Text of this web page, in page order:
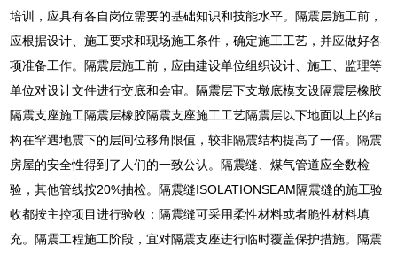
培训，应具有各自岗位需要的基础知识和技能水平。隔震层施工前，
应根据设计、施工要求和现场施工条件，确定施工工艺，并应做好各
项准备工作。隔震层施工前，应由建设单位组织设计、施工、监理等
单位对设计文件进行交底和会审。隔震层下支墩底模支设隔震层橡胶
隔震支座施工隔震层橡胶隔震支座施工工艺隔震层以下地面以上的结
构在罕遇地震下的层间位移角限值，较非隔震结构提高了一倍。隔震
房屋的安全性得到了人们的一致公认。隔震缝、煤气管道应全数检
验，其他管线按20%抽检。隔震缝ISOLATIONSEAM隔震缝的施工验
收都按主控项目进行验收：隔震缝可采用柔性材料或者脆性材料填
充。隔震工程施工阶段，宜对隔震支座进行临时覆盖保护措施。隔震